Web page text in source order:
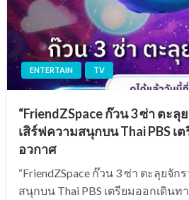
ENTERTAIN TV
“FriendZSpace ก๊วน 3 ซ่า ตะลุ
เสิร์ฟความสนุกบน Thai PBS
อวกาศ
“FriendZSpace ก๊วน 3 ซ่า ตะลุยจัก
สนุกบน Thai PBS เตรียมออกเดิน